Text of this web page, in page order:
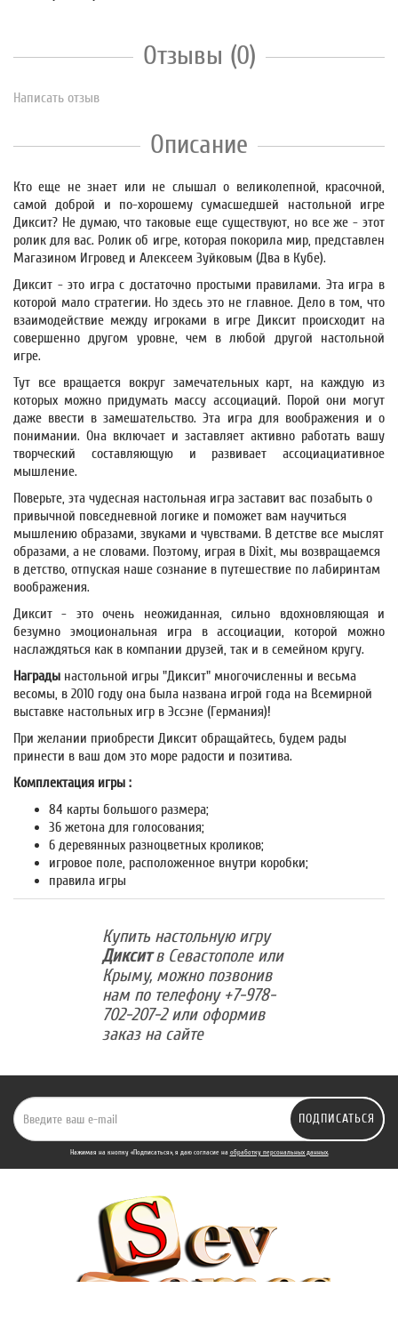
Отзывы (0)
Написать отзыв
Описание
Кто еще не знает или не слышал о великолепной, красочной,
самой доброй и по-хорошему сумасшедшей настольной игре
Диксит? Не думаю, что таковые еще существуют, но все же - этот
ролик для вас. Ролик об игре, которая покорила мир, представлен
Магазином Игровед и Алексеем Зуйковым (Два в Кубе).
Диксит - это игра с достаточно простыми правилами. Эта игра в
которой мало стратегии. Но здесь это не главное. Дело в том, что
взаимодействие между игроками в игре Диксит происходит на
совершенно другом уровне, чем в любой другой настольной
игре.
Тут все вращается вокруг замечательных карт, на каждую из
которых можно придумать массу ассоциаций. Порой они могут
даже ввести в замешательство. Эта игра для воображения и о
понимании. Она включает и заставляет активно работать вашу
творческий составляющую и развивает ассоциациативное
мышление.
Поверьте, эта чудесная настольная игра заставит вас позабыть о
привычной повседневной логике и поможет вам научиться
мышлению образами, звуками и чувствами. В детстве все мыслят
образами, а не словами. Поэтому, играя в Dixit, мы возвращаемся
в детство, отпуская наше сознание в путешествие по лабиринтам
воображения.
Диксит - это очень неожиданная, сильно вдохновляющая и
безумно эмоциональная игра в ассоциации, которой можно
наслаждяться как в компании друзей, так и в семейном кругу.
Награды настольной игры "Диксит" многочисленны и весьма
весомы, в 2010 году она была названа игрой года на Всемирной
выставке настольных игр в Эссэне (Германия)!
При желании приобрести Диксит обращайтесь, будем рады
принести в ваш дом это море радости и позитива.
Комплектация игры :
84 карты большого размера;
36 жетона для голосования;
6 деревянных разноцветных кроликов;
игровое поле, расположенное внутри коробки;
правила игры
Купить настольную игру
Дикситв Севастополе или
Крыму, можно позвонив
нам по телефону +7-978-
702-207-2 или оформив
заказ на сайте
ПОДПИСАТЬСЯ
Нажимая на кнопку «Подписаться», я даю cогласие на обработку персональных данных.